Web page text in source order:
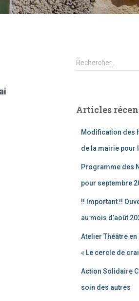
R
e
r
Rechercher…
Articles
Modification des
de la mairie pour
Programme des
pour septembre
!! Important !!
au mois d’août
Atelier Théâtre
« Le cercle de
Action Solidaire
soin des autres